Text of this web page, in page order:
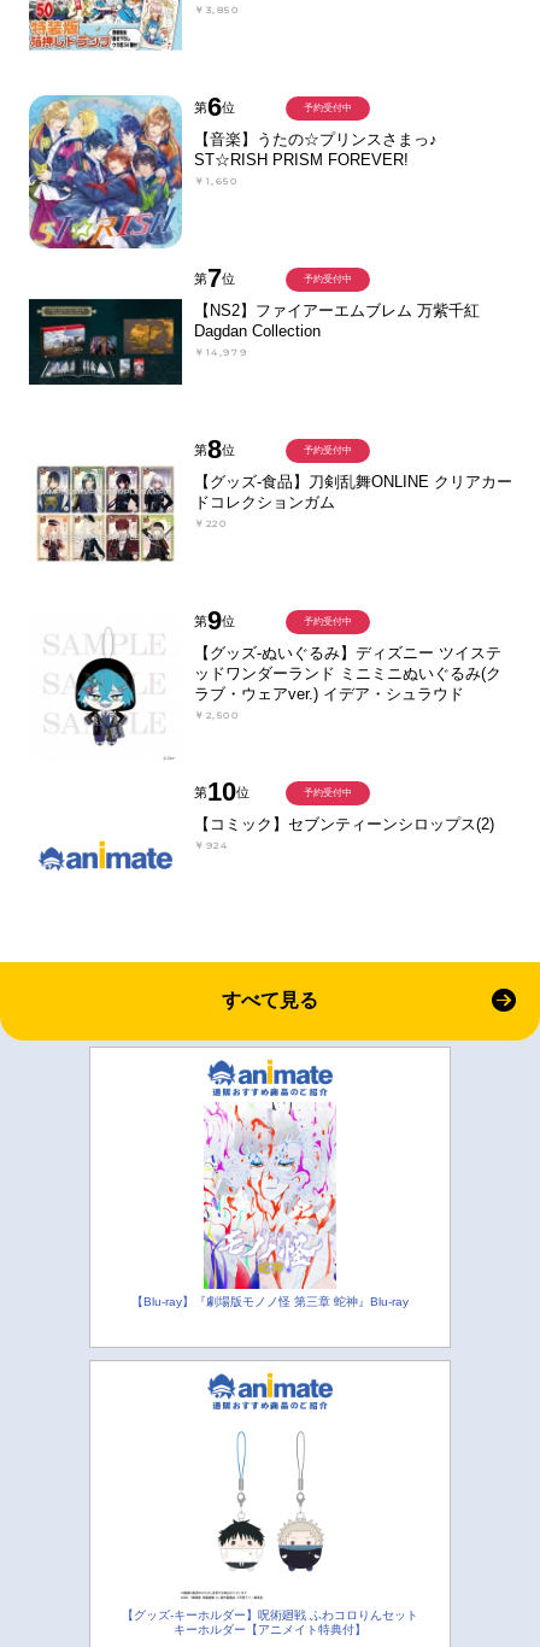
￥3,850
第6位
【音楽】うたの☆プリンスさまっ♪
ST☆RISH PRISM FOREVER!
￥1,650
予約受付中
第7位
【NS2】ファイアーエムブレム 万紫千紅
Dagdan Collection
￥14,979
予約受付中
第8位
【グッズ-食品】刀剣乱舞ONLINE クリアカー
ドコレクションガム
￥220
予約受付中
第9位
【グッズ-ぬいぐるみ】ディズニー ツイステ
ッドワンダーランド ミニミニぬいぐるみ(ク
ラブ・ウェアver.) イデア・シュラウド
￥2,500
予約受付中
第10位
【コミック】セブンティーンシロップス(2)
￥924
予約受付中
すべて見る
【Blu-ray】『劇場版モノノ怪 第三章 蛇神』Blu-ray
【グッズ-キーホルダー】呪術廻戦 ふわコロりんセット
キーホルダー【アニメイト特典付】